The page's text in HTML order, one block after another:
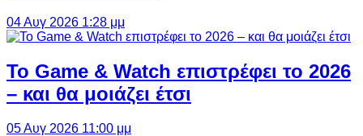
04 Αυγ 2026 1:28 μμ
Το Game & Watch επιστρέφει το 2026
– και θα μοιάζει έτσι
05 Αυγ 2026 11:00 μμ